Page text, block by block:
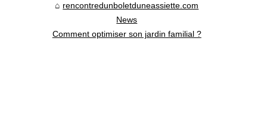
rencontredunboletduneassiette.com
News
Comment optimiser son jardin familial ?